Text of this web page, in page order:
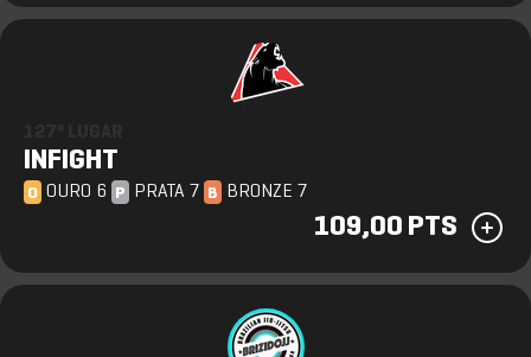
INFIGHT
O OURO 6 P PRATA 7 B BRONZE 7
109,00 PTS